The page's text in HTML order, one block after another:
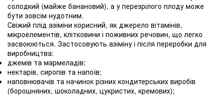
солодкий (майже банановий), а у перезрілого плоду може
бути зовсім нудотним.
Свіжий плід азіміни корисний, як джерело вітамінів,
мікроелементів, клітковини і поживних речовин, що легко
засвоюються. Застосовують азіміну і після переробки для
виробництва:
джемів та мармеладів;
нектарів, сиропів та напоїв;
наповнювачів та начинок різних кондитерських виробів
(борошняних, шоколадних, цукристих, кремових);